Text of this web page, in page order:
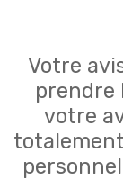
Votre
prendre
votre